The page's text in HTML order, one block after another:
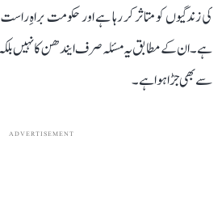
کی زندگیوں کو متاثر کر رہا ہے اور حکومت براہِ
ہے۔ ان کے مطابق یہ مسئلہ صرف ایندھن کا نہیں
سے بھی جڑا ہوا ہے۔
ADVERTISEMENT